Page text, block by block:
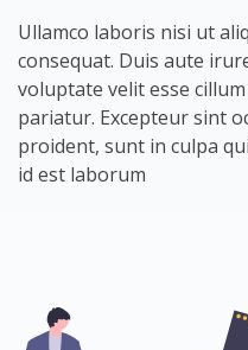
Ullamco laboris nisi ut
consequat. Duis aute
voluptate velit esse
pariatur. Excepteur sint
proident, sunt in culpa
id est laborum